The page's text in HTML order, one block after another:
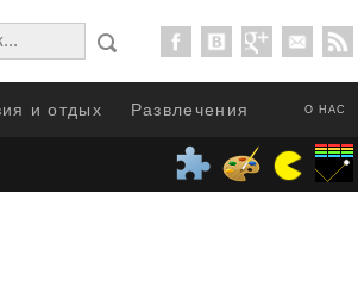
О НАС
и отдых Развлечения